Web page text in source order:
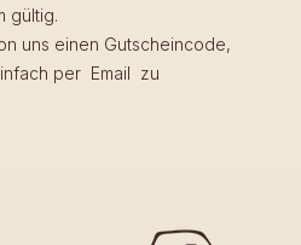
gültig.
uns einen Gutscheincode,
per Email zu